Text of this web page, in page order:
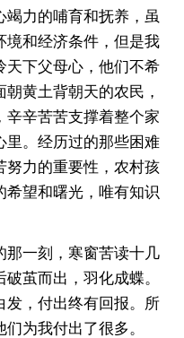
力的哺育和抚养，虽
境和经济条件，但是我
天下父母心，他们不希
黄土背朝天的农民，
辛辛苦苦支撑着整个家
里。经历过的那些困难
努力的重要性，农村孩
望和曙光，唯有知识
那一刻，寒窗苦读十几
茧而出，羽化成蝶。
发，付出终有回报。所
为我付出了很多。